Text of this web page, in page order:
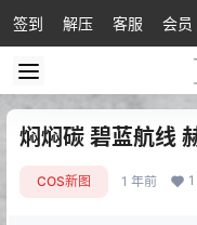
签到 解压 客服 会员
焖焖碳 碧蓝航线
COS新图 1 年前 1